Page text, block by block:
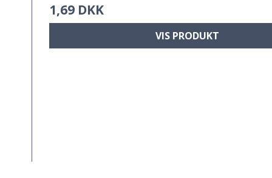
1,69 DKK
VIS PRODUKT